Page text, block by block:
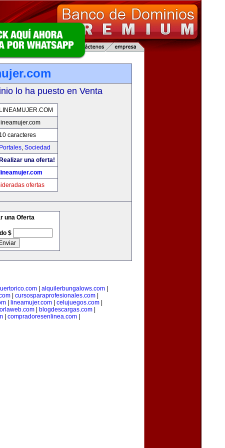
lo ha puesto en Venta
LINEAMUJER.COM
lineamujer.com
10 caracteres
Portales, Sociedad
Realizar una oferta!
lineamujer.com
ofertas
una Oferta
$
alquilerbungalows.com
| cursosparaprofesionales.com|
lineamujer.com celujuegos.com
blogdescargas.com
| compradoresenlinea.com|